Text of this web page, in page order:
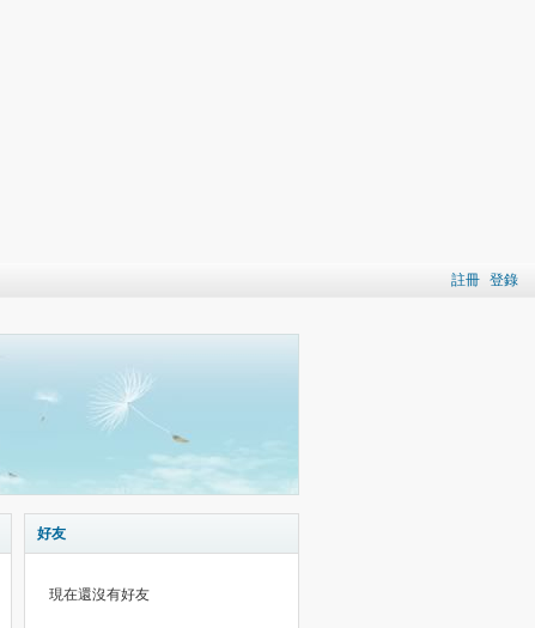
註冊 登錄
好友
現在還沒有好友